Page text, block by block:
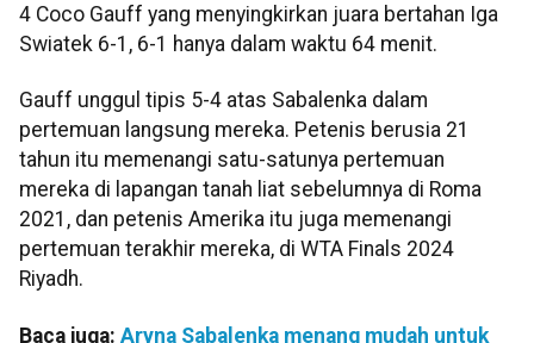
4 Coco Gauff yang menyingkirkan juara bertahan Iga
Swiatek 6-1, 6-1 hanya dalam waktu 64 menit.
Gauff unggul tipis 5-4 atas Sabalenka dalam
pertemuan langsung mereka. Petenis berusia 21
tahun itu memenangi satu-satunya pertemuan
mereka di lapangan tanah liat sebelumnya di Roma
2021, dan petenis Amerika itu juga memenangi
pertemuan terakhir mereka, di WTA Finals 2024
Riyadh.
Baca juga: Aryna Sabalenka menang mudah untuk